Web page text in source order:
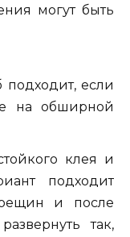
могут быть
если
на обширной
клея и
подходит
и после
так,